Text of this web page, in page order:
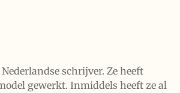
schrijver. Ze heeft
gewerkt. Inmiddels heeft ze al